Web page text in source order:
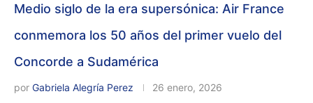
Medio siglo de la era supersónica: Air France
conmemora los 50 años del primer vuelo del
Concorde a Sudamérica
por Gabriela Alegría Perez 26 enero, 2026